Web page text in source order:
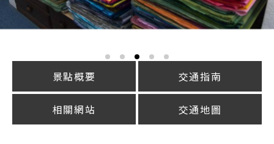
景點概要 交通指南
相關網站 交通地圖